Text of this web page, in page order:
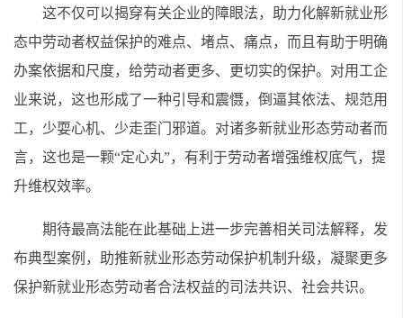
这不仅可以揭穿有关企业的障眼法，助力化解新就业形
态中劳动者权益保护的难点、堵点、痛点，而且有助于明确
办案依据和尺度，给劳动者更多、更切实的保护。对用工企
业来说，这也形成了一种引导和震慑，倒逼其依法、规范用
工，少耍心机、少走歪门邪道。对诸多新就业形态劳动者而
言，这也是一颗“定心丸”，有利于劳动者增强维权底气，提
升维权效率。
期待最高法能在此基础上进一步完善相关司法解释，发
布典型案例，助推新就业形态劳动保护机制升级，凝聚更多
保护新就业形态劳动者合法权益的司法共识、社会共识。